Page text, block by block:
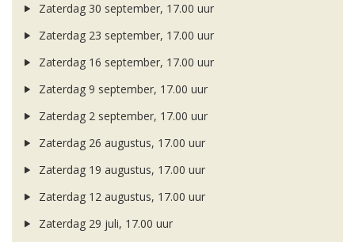
Zaterdag 30 september, 17.00 uur
Zaterdag 23 september, 17.00 uur
Zaterdag 16 september, 17.00 uur
Zaterdag 9 september, 17.00 uur
Zaterdag 2 september, 17.00 uur
Zaterdag 26 augustus, 17.00 uur
Zaterdag 19 augustus, 17.00 uur
Zaterdag 12 augustus, 17.00 uur
Zaterdag 29 juli, 17.00 uur